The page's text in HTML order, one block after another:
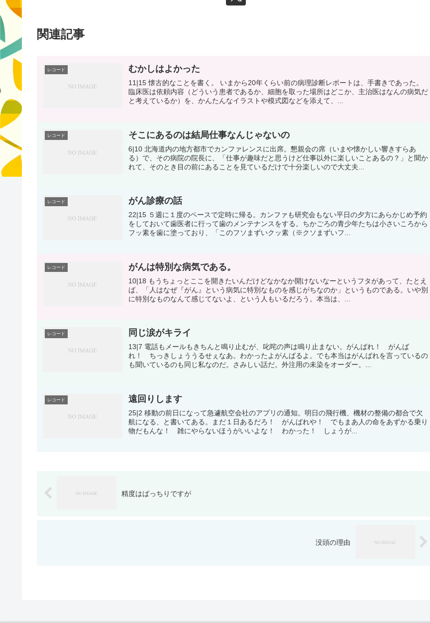
関連記事
レコード むかしはよかった
11|15 懐古的なことを書く。 いまから20年くらい前の病理診断レポートは、手書きであった。
臨床医は依頼内容（どういう患者であるか、細胞を取った場所はどこか、主治医はなんの病気だ
と考えているか）を、かんたんなイラストや模式図などを添えて、...
レコード そこにあるのは結局仕事なんじゃないの
6|10 北海道内の地方都市でカンファレンスに出席。懇親会の席（いまや懐かしい響きすらあ
る）で、その病院の院長に、「仕事が趣味だと思うけど仕事以外に楽しいことあるの？」と聞か
れて、そのとき目の前にあることを見ているだけで十分楽しいので大丈夫...
レコード がん診療の話
22|15 ５週に１度のペースで定時に帰る。カンファも研究会もない平日の夕方にあらかじめ予約
をしておいて歯医者に行って歯のメンテナンスをする。ちかごろの青少年たちは小さいころから
フッ素を歯に塗っており、「このフソまずいクッ素（※クソまずいフ...
レコード がんは特別な病気である。
10|18 もうちょっとここを開きたいんだけどなかなか開けないなーというフタがあって、たとえ
ば、「人はなぜ『がん』という病気に特別なものを感じがちなのか」というものである。いや別
に特別なものなんて感じてないよ、という人もいるだろう。本当は、...
レコード 同じ涙がキライ
13|7 電話もメールもきちんと鳴り止むが、叱咤の声は鳴り止まない。がんばれ！ がんば
れ！ ちっきしょううるせぇなあ。わかったよがんばるよ。でも本当はがんばれを言っているの
も聞いているのも同じ私なのだ。さみしい話だ。外注用の未染をオーダー。...
レコード 遠回りします
25|2 移動の前日になって急遽航空会社のアプリの通知。明日の飛行機、機材の整備の都合で欠
航になる、と書いてある。まだ１日あるだろ！ がんばれや！ でもまあ人の命をあずかる乗り
物だもんな！ 雑にやらないほうがいいよな！ わかった！ しょうが...
精度はばっちりですが
没頭の理由